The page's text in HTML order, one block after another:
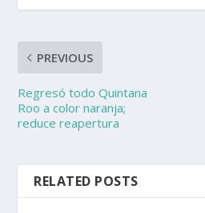
PREVIOUS
Regresó todo Quintana
Roo a color naranja;
reduce reapertura
RELATED POSTS